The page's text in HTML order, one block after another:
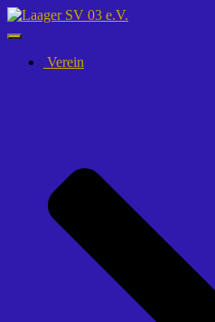
Navigation
umschalten
Verein